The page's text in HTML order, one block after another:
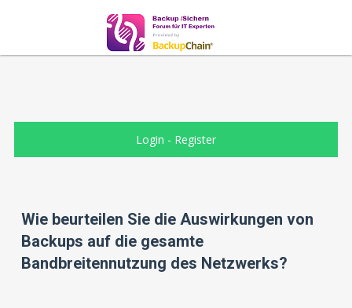
Login - Register
Wie beurteilen Sie die Auswirkungen von
Backups auf die gesamte
Bandbreitennutzung des Netzwerks?